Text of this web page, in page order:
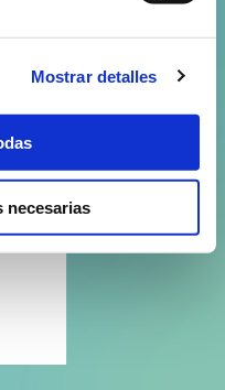
Mostrar detalles
necesarias